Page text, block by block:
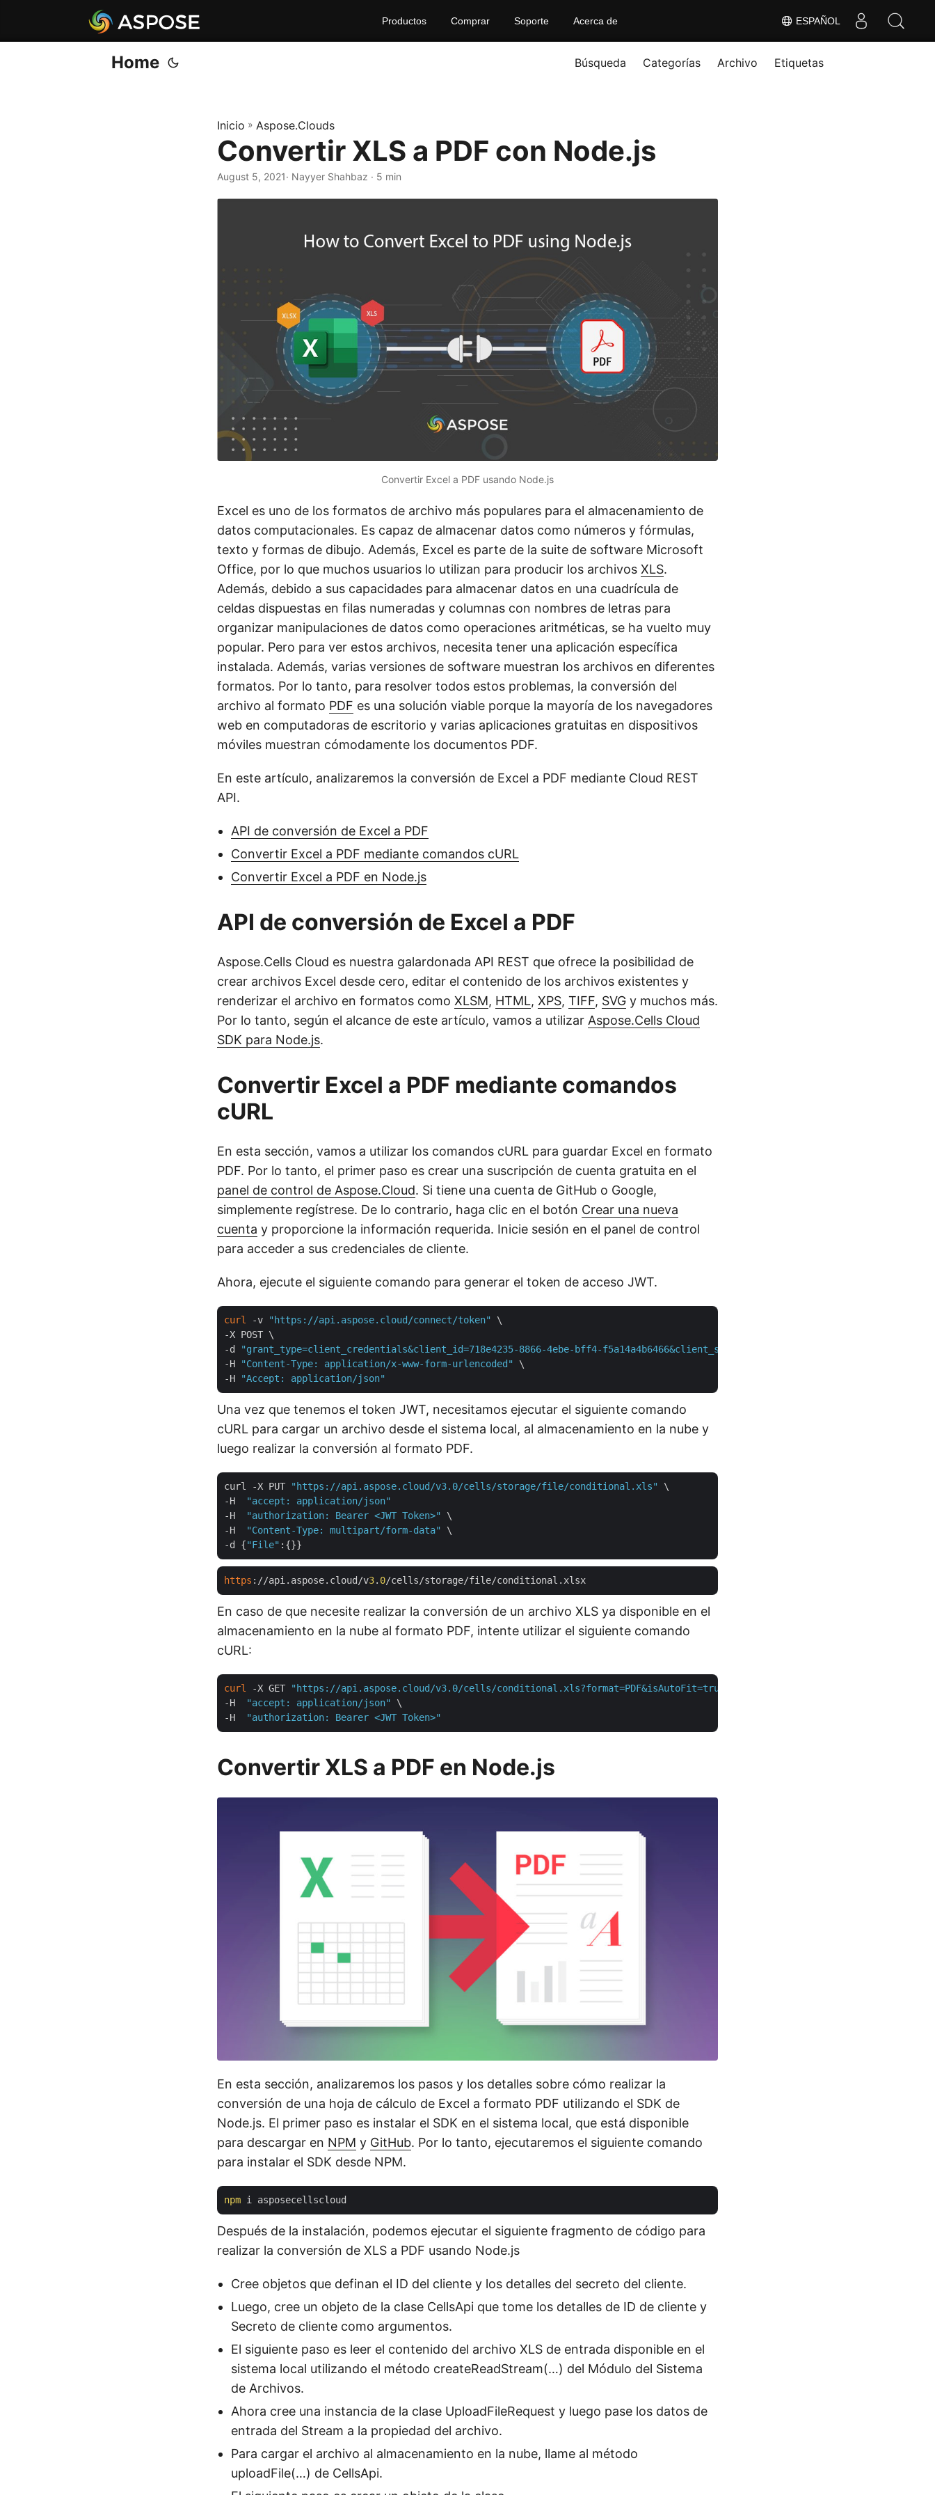
ESPAÑOL
Productos Comprar Soporte Acerca de
Home Búsqueda Categorías Archivo Etiquetas
Inicio » Aspose.Clouds
Convertir XLS a PDF con Node.js
August 5, 2021· Nayyer Shahbaz · 5 min
Convertir Excel a PDF usando Node.js
Excel es uno de los formatos de archivo más populares para el almacenamiento de
datos computacionales. Es capaz de almacenar datos como números y fórmulas,
texto y formas de dibujo. Además, Excel es parte de la suite de software Microsoft
Office, por lo que muchos usuarios lo utilizan para producir los archivos XLS.
Además, debido a sus capacidades para almacenar datos en una cuadrícula de
celdas dispuestas en filas numeradas y columnas con nombres de letras para
organizar manipulaciones de datos como operaciones aritméticas, se ha vuelto muy
popular. Pero para ver estos archivos, necesita tener una aplicación específica
instalada. Además, varias versiones de software muestran los archivos en diferentes
formatos. Por lo tanto, para resolver todos estos problemas, la conversión del
archivo al formato PDF es una solución viable porque la mayoría de los navegadores
web en computadoras de escritorio y varias aplicaciones gratuitas en dispositivos
móviles muestran cómodamente los documentos PDF.
En este artículo, analizaremos la conversión de Excel a PDF mediante Cloud REST
API.
API de conversión de Excel a PDF
Convertir Excel a PDF mediante comandos cURL
Convertir Excel a PDF en Node.js
API de conversión de Excel a PDF
Aspose.Cells Cloud es nuestra galardonada API REST que ofrece la posibilidad de
crear archivos Excel desde cero, editar el contenido de los archivos existentes y
renderizar el archivo en formatos como XLSM, HTML, XPS, TIFF, SVG y muchos más.
Por lo tanto, según el alcance de este artículo, vamos a utilizar Aspose.Cells Cloud
SDK para Node.js.
Convertir Excel a PDF mediante comandos
cURL
En esta sección, vamos a utilizar los comandos cURL para guardar Excel en formato
PDF. Por lo tanto, el primer paso es crear una suscripción de cuenta gratuita en el
panel de control de Aspose.Cloud. Si tiene una cuenta de GitHub o Google,
simplemente regístrese. De lo contrario, haga clic en el botón Crear una nueva
cuenta y proporcione la información requerida. Inicie sesión en el panel de control
para acceder a sus credenciales de cliente.
Ahora, ejecute el siguiente comando para generar el token de acceso JWT.
curl -v "https://api.aspose.cloud/connect/token"
\
-X POST \
-d
"grant_type=client_credentials&client_id=718e4235-8866-4ebe-bff4-
-H
"Content-Type: application/x-www-form-urlencoded"
\
-H
"Accept: application/json"
Una vez que tenemos el token JWT, necesitamos ejecutar el siguiente comando
cURL para cargar un archivo desde el sistema local, al almacenamiento en la nube y
luego realizar la conversión al formato PDF.
curl -X PUT "https://api.aspose.cloud/v3.0/cells/storage/file/conditional.xls"
\
-H
"accept: application/json"
-H
"authorization: Bearer <JWT Token>"
\
-H
"Content-Type: multipart/form-data"
\
-d {"File"
https ://api.aspose.cloud/v3. 0
En caso de que necesite realizar la conversión de un archivo XLS ya disponible en el
almacenamiento en la nube al formato PDF, intente utilizar el siguiente comando
cURL:
curl -X GET
"https://api.aspose.cloud/v3.0/cells/
-H
"accept: application/json"
\
-H
"authorization: Bearer <JWT Token>"
Convertir XLS a PDF en Node.js
En esta sección, analizaremos los pasos y los detalles sobre cómo realizar la
conversión de una hoja de cálculo de Excel a formato PDF utilizando el SDK de
Node.js. El primer paso es instalar el SDK en el sistema local, que está disponible
para descargar en NPM y GitHub. Por lo tanto, ejecutaremos el siguiente comando
para instalar el SDK desde NPM.
npm
Después de la instalación, podemos ejecutar el siguiente fragmento de código para
realizar la conversión de XLS a PDF usando Node.js
Cree objetos que definan el ID del cliente y los detalles del secreto del cliente.
Luego, cree un objeto de la clase CellsApi que tome los detalles de ID de cliente y
Secreto de cliente como argumentos.
El siguiente paso es leer el contenido del archivo XLS de entrada disponible en el
sistema local utilizando el método createReadStream(…) del Módulo del Sistema
de Archivos.
Ahora cree una instancia de la clase UploadFileRequest y luego pase los datos de
entrada del Stream a la propiedad del archivo.
Para cargar el archivo al almacenamiento en la nube, llame al método
uploadFile(…) de CellsApi.